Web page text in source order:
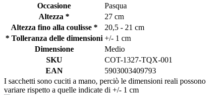
Occasione
Pasqua
Altezza *
27 cm
Altezza fino alla coulisse *
20,5 - 21 cm
* Tolleranza delle dimensioni +/- 1 cm
Dimensione
Medio
SKU
COT-1327-TQX-001
EAN
5903003409793
I sacchetti sono cuciti a mano, perciò le dimensioni reali possono
variare rispetto a quelle indicate di +/- 1 cm